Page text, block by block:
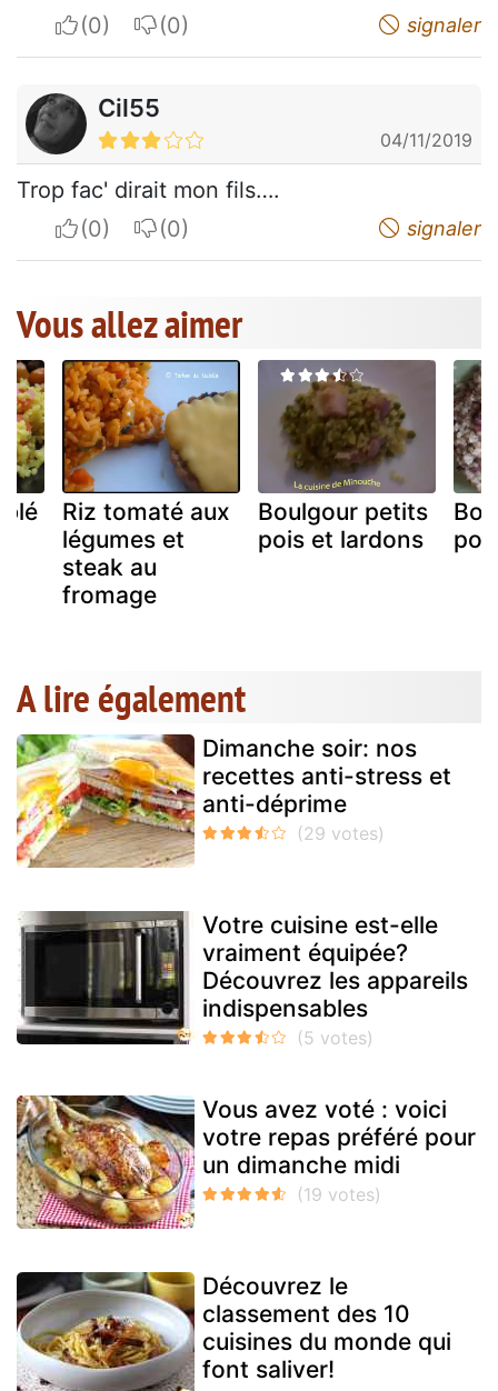
I apreciateI do not appreciate signaler
Cil55
04/11/2019
Trop fac' dirait mon fils….
I apreciateI do not appreciate signaler
Vous allez aimer
Riz tomaté aux
légumes et
steak au
fromage
Boulgour petits
pois et lardons
A lire également
Dimanche soir: nos
recettes anti-stress et
anti-déprime
Votre cuisine est-elle
vraiment équipée?
Découvrez les appareils
indispensables
Vous avez voté : voici
votre repas préféré pour
un dimanche midi
Découvrez le
classement des 10
cuisines du monde qui
font saliver!